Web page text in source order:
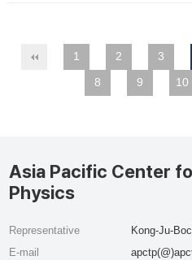
1 2 3
8
9 10
Asia Pacific Center
Physics
Representative
Kong-Ju-
E-mail